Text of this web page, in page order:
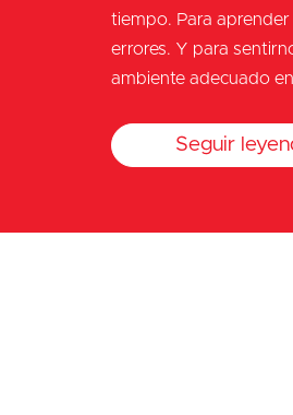
tiempo. Para
errores. Y para
ambiente adecuado en
Seguir